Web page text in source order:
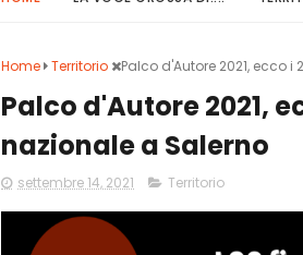
Home Territorio Palco d'Autore 2021, ecco
Palco d'Autore 2021,
nazionale a Salerno
settembre 14, 2021 Territorio